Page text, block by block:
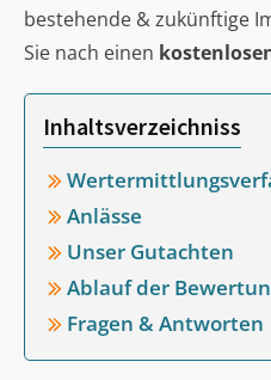
bestehende & zukünftige
Sie nach einen
Inhaltsverzeichniss
Anlässe
Unser Gutachten
Ablauf der
Fragen & Antworten